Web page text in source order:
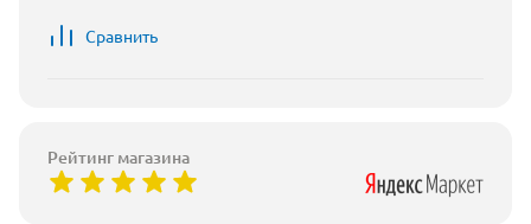
Сравнить
Рейтинг магазина